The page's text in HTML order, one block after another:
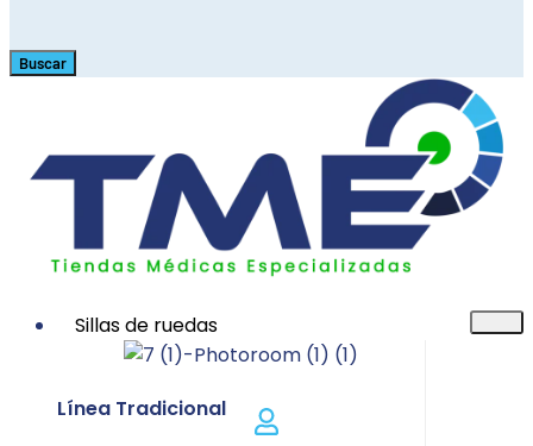
Buscar
Sillas de ruedas
Línea Tradicional